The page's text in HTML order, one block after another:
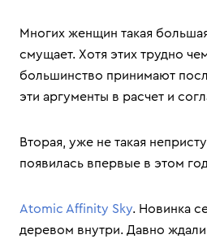
Многих женщин такая
смущает. Хотя этих трудно
большинство принимают
эти аргументы в расчет и
Вторая, уже не такая
появилась впервые в этом
Atomic Affinity Sky. Новинка
деревом внутри. Давно